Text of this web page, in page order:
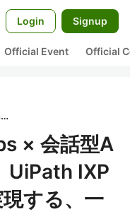
Login Signup
Official Event Official
UiPath
× 会話型A
UiPath IXP
する、一